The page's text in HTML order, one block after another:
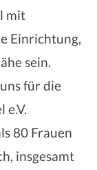
mit
Einrichtung,
sein.
für die
80 Frauen
insgesamt